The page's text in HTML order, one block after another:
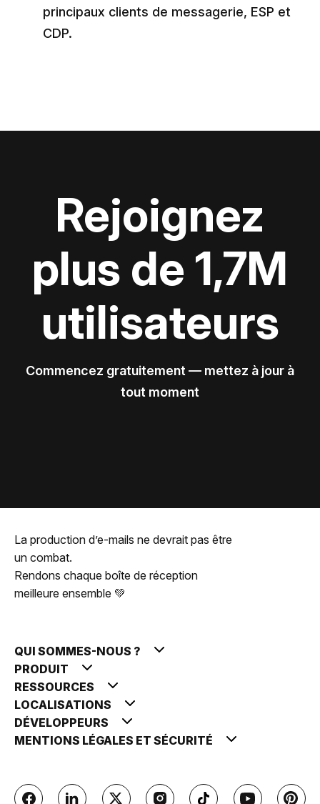
principaux clients de messagerie, ESP et
CDP.
Rejoignez
plus de 1,7M
utilisateurs
Commencez gratuitement — mettez à jour à
tout moment
La production d’e-mails ne devrait pas être
un combat.
Rendons chaque boîte de réception
meilleure ensemble 💚
QUI SOMMES-NOUS ?
PRODUIT
RESSOURCES
LOCALISATIONS
DÉVELOPPEURS
MENTIONS LÉGALES ET SÉCURITÉ